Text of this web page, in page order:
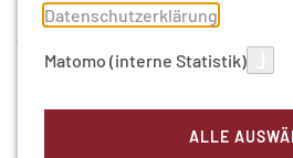
10
Datenschutzerklärung
Matomo (interne Statistik)
ALLE